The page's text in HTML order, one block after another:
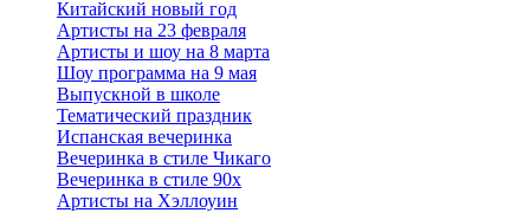
Китайский новый год
Артисты на 23 февраля
Артисты и шоу на 8 марта
Шоу программа на 9 мая
Выпускной в школе
Тематический праздник
Испанская вечеринка
Вечеринка в стиле Чикаго
Вечеринка в стиле 90х
Артисты на Хэллоуин